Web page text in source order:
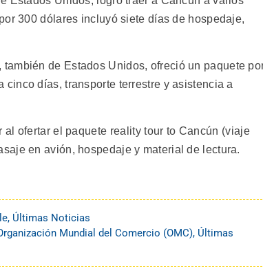
300 dólares incluyó siete días de hospedaje,
de Estados Unidos, ofreció un paquete
días, transporte terrestre y asistencia a
ofertar el paquete reality tour to Cancún (viaje
en avión, hospedaje y material de lectura.
, Últimas Noticias
Mundial del Comercio (OMC), Últimas